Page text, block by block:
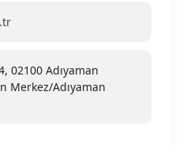
02100 Adıyaman
Merkez/Adıyaman